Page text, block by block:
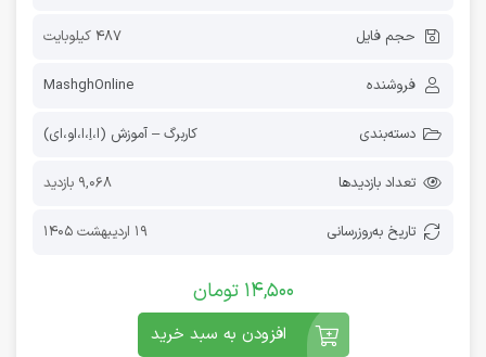
حجم فایل 487 کیلوبایت
فروشنده MashghOnline
دسته‌بندی کاربرگ – آموزش (اَ،اِ،اُ،او،ای)
تعداد بازدیدها 9,068 بازدید
تاریخ به‌روز‌رسانی 19 اردیبهشت 1405
14,500 تومان
افزودن به سبد خرید